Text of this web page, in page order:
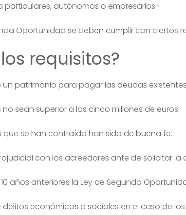
particulares, autónomos o empresarios.
Oportunidad se deben cumplir con ciertos
requisitos?
un patrimonio para pagar las deudas
sean superior a los cinco millones de euros.
que se han contraído han sido de buena fe.
con los acreedores ante de solicitar
años anteriores la Ley de Segunda
económicos o sociales en el caso de